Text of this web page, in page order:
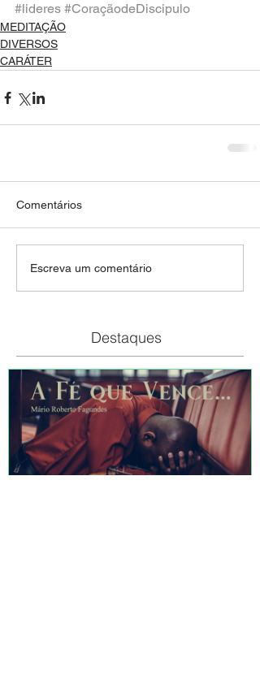
#lideres #CoraçãodeDiscipulo
MEDITAÇÃO
DIVERSOS
CARÁTER
Comentários
Escreva um comentário
Destaques